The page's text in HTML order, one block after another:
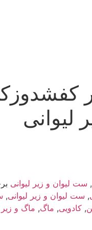
, ست لیوان و زیر لیوانی
, ست لیوان و زیر لیوانی,
, کادویی, ماگ, ماگ و زیر